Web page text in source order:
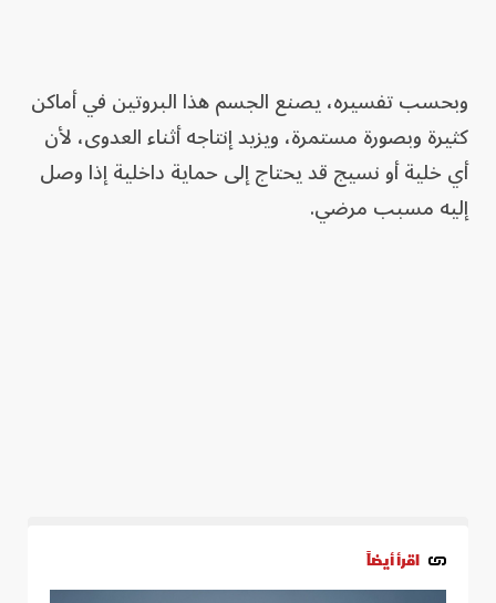
وبحسب تفسيره، يصنع الجسم هذا البروتين في أماكن
كثيرة وبصورة مستمرة، ويزيد إنتاجه أثناء العدوى، لأن
أي خلية أو نسيج قد يحتاج إلى حماية داخلية إذا وصل
إليه مسبب مرضي.
اقرأ أيضاً